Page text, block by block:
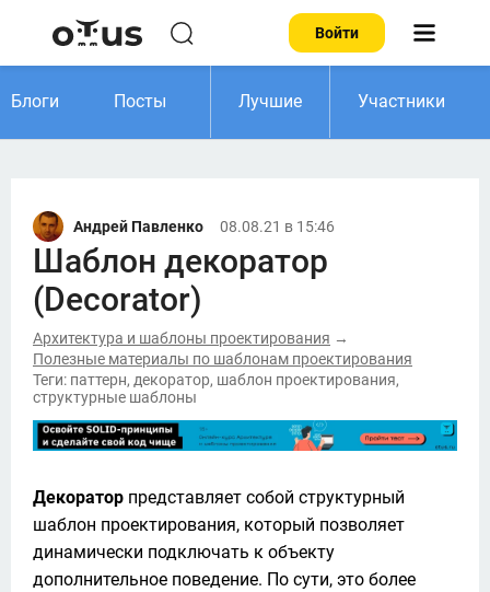
Войти
Блоги Посты Лучшие Участники
Андрей Павленко 08.08.21 в 15:46
Шаблон декоратор
(Decorator)
Архитектура и шаблоны проектирования →
Полезные материалы по шаблонам проектирования
Теги: паттерн, декоратор, шаблон проектирования,
структурные шаблоны
Декоратор представляет собой структурный
шаблон проектирования, который позволяет
динамически подключать к объекту
дополнительное поведение. По сути, это более